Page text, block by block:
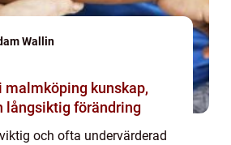
Wallin
kunskap,
långsiktig förändring
och ofta undervärderad